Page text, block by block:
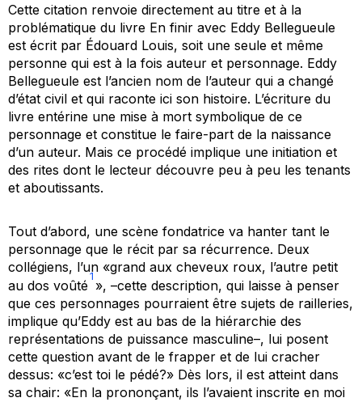
Cette citation renvoie directement au titre et à la
problématique du livre En finir avec Eddy Bellegueule
est écrit par Édouard Louis, soit une seule et même
personne qui est à la fois auteur et personnage. Eddy
Bellegueule est l’ancien nom de l’auteur qui a changé
d’état civil et qui raconte ici son histoire. L’écriture du
livre entérine une mise à mort symbolique de ce
personnage et constitue le faire-part de la naissance
d’un auteur. Mais ce procédé implique une initiation et
des rites dont le lecteur découvre peu à peu les tenants
et aboutissants.
Tout d’abord, une scène fondatrice va hanter tant le
personnage que le récit par sa récurrence. Deux
collégiens, l’un «grand aux cheveux roux, l’autre petit
au dos voûté
1
», –cette description, qui laisse à penser
que ces personnages pourraient être sujets de railleries,
implique qu’Eddy est au bas de la hiérarchie des
représentations de puissance masculine–, lui posent
cette question avant de le frapper et de lui cracher
dessus: «c’est toi le pédé?» Dès lors, il est atteint dans
sa chair: «En la prononçant, ils l’avaient inscrite en moi